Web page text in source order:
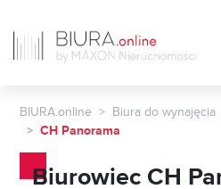
BIURA.online Biura do wynajęcia
CH Panorama
Biurowiec CH